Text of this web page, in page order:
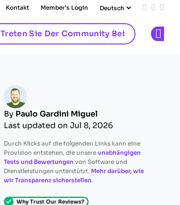
Kontakt Member's Login Add us
Follow
Treten Sie Der Community Bei
By Paulo Gardini Miguel
Last updated on Jul 8, 2026
Durch Klicks auf die folgenden Links kann eine
Provision entstehen, die unsere unabhängigen
Tests und Bewertungen von Software und
Dienstleistungen unterstützt. Mehr darüber, wie
wir Transparenz sicherstellen.
Why Trust Our Reviews?